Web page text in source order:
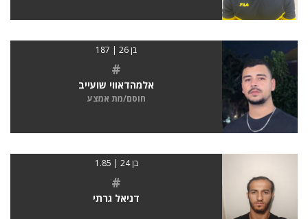
בן 26 | 187
#
אלמהדאווי שועייב
חוסם/מת אמצע
בן 24 | 1.85
#
דניאל גרתי